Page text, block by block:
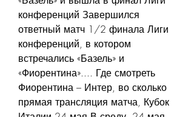
конференций Завершился
ответный матч 1/2 финала Лиги
конференций, в котором
встречались «Базель» и
«Фиорентина».... Где смотреть
Фиорентина – Интер, во сколько
прямая трансляция матча, Кубок